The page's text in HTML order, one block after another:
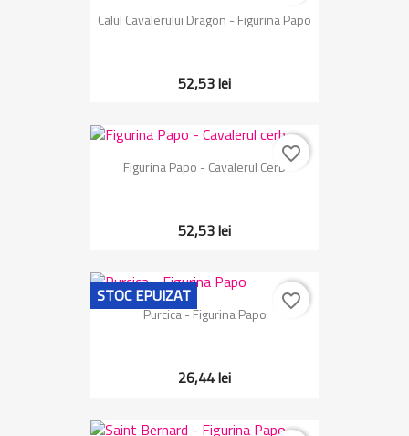
Calul Cavalerului Dragon - Figurina Papo
52,53 lei
Figurina Papo - Cavalerul Cerb
52,53 lei
favorite_border
Purcica - Figurina Papo
26,44 lei
STOC EPUIZAT favorite_border